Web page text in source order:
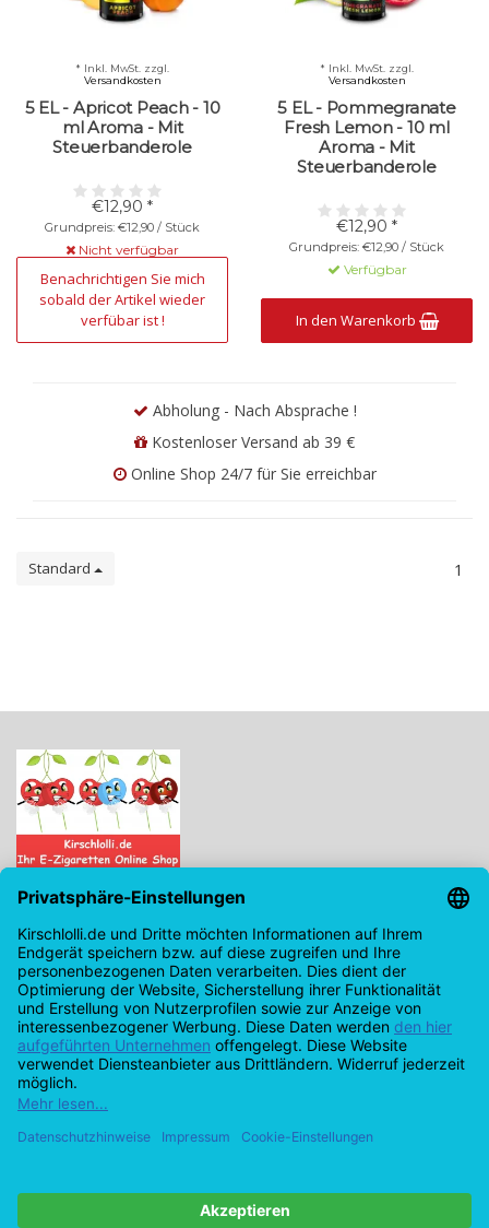
5 EL - Apricot Peach - 10
ml Aroma - Mit
Steuerbanderole
€12,90 *
Grundpreis: €12,90 / Stück
* Inkl. MwSt. zzgl.
Versandkosten
Nicht verfügbar
Benachrichtigen Sie mich
sobald der Artikel wieder
verfübar ist !
5 EL - Pommegranate
Fresh Lemon - 10 ml
Aroma - Mit
Steuerbanderole
€12,90 *
Grundpreis: €12,90 / Stück
* Inkl. MwSt. zzgl.
Versandkosten
Verfügbar
In den Warenkorb
Abholung - Nach Absprache !
Kostenloser Versand ab 39 €
Online Shop 24/7 für Sie erreichbar
Standard 1
Kirschlolli.de - Ihr E-Zigaretten Online Shop
Kirchplatz 7, 96114 Hirschaid
0171 - 6124207
info@kirschlolli.de
USt-IdNr.: DE321609131
Kundendienst
Mein Konto